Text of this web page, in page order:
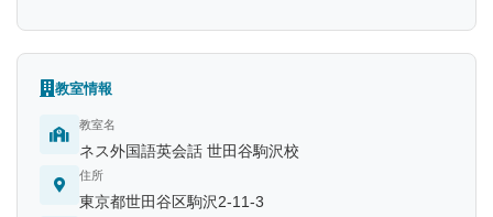
教室情報
教室名
ネス外国語英会話 世田谷駒沢校
住所
東京都世田谷区駒沢2-11-3